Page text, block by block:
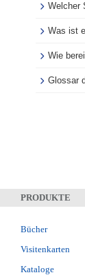
Welcher
Was ist
Wie
Glossar
PRODUKTE
Bücher
Visitenkarten
Kataloge